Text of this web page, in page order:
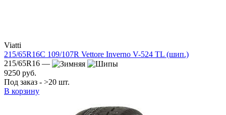
Viatti
215/65R16C 109/107R Vettore Inverno V-524 TL (шип.)
215/65R16 —
9250 руб.
Под заказ - >20 шт.
В корзину